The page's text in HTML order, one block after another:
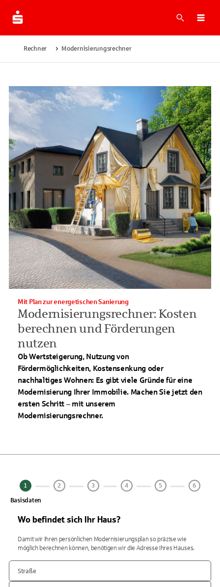
Suche
Rechner Modernisierungsrechner
Modernisierungsrechner: Kosten
berechnen und Förderungen
nutzen
Mit Plan zur energetischen Sanierung
Ob Wertsteigerung, Nutzung von
Fördermöglichkeiten, Kostensenkung oder
nachhaltiges Wohnen: Es gibt viele Gründe für eine
Modernisierung Ihrer Immobilie. Machen Sie jetzt den
ersten Schritt – mit unserem
Modernisierungsrechner.
1
Basisdaten
2 3 4 5 6
Wo befindet sich Ihr Haus?
Damit wir Ihren persönlichen Modernisierungsplan so präzise wie
möglich berechnen können, benötigen wir die Adresse Ihres Hauses.
Straße